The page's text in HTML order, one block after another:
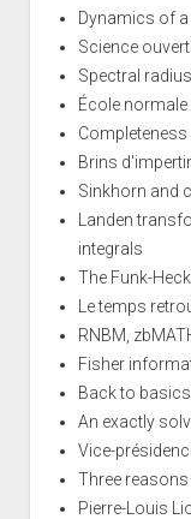
Dynamics of
Science
Spectral
École
Brins
Sinkhorn and
Landen
integrals
The Funk-
Le temps
RNBM,
Fisher
Back to
An exactly
Vice-
Three
Pierre-Louis